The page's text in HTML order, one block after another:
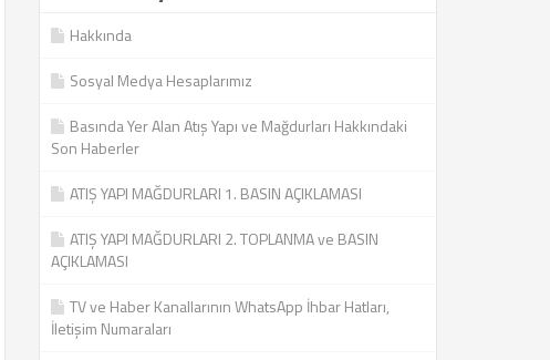
Hakkında
Sosyal Medya Hesaplarımız
Basında Yer Alan Atış Yapı ve Mağdurları Hakkındaki
Son Haberler
ATIŞ YAPI MAĞDURLARI 1. BASIN AÇIKLAMASI
ATIŞ YAPI MAĞDURLARI 2. TOPLANMA ve BASIN
AÇIKLAMASI
TV ve Haber Kanallarının WhatsApp İhbar Hatları,
İletişim Numaraları